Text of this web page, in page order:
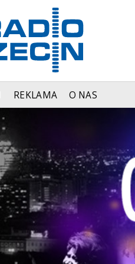
REKLAMA O NAS